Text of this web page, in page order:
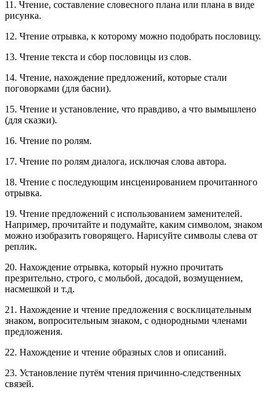
11. Чтение, составление словесного плана или плана в виде
рисунка.
12. Чтение отрывка, к которому можно подобрать пословицу.
13. Чтение текста и сбор пословицы из слов.
14. Чтение, нахождение предложений, которые стали
поговорками (для басни).
15. Чтение и установление, что правдиво, а что вымышлено
(для сказки).
16. Чтение по ролям.
17. Чтение по ролям диалога, исключая слова автора.
18. Чтение с последующим инсценированием прочитанного
отрывка.
19. Чтение предложений с использованием заменителей.
Например, прочитайте и подумайте, каким символом, знаком
можно изобразить говорящего. Нарисуйте символы слева от
реплик.
20. Нахождение отрывка, который нужно прочитать
презрительно, строго, с мольбой, досадой, возмущением,
насмешкой и т.д.
21. Нахождение и чтение предложения с восклицательным
знаком, вопросительным знаком, с однородными членами
предложения.
22. Нахождение и чтение образных слов и описаний.
23. Установление путём чтения причинно-следственных
связей.